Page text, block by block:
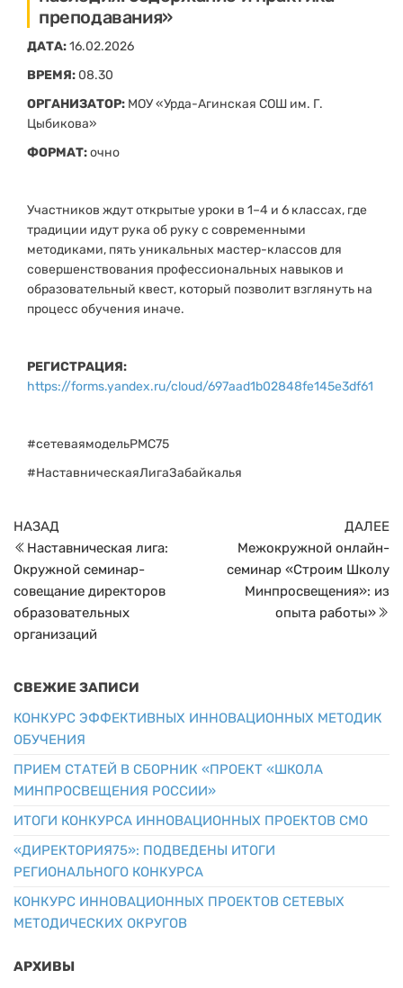
преподавания»
ДАТА:16.02.2026
ВРЕМЯ: 08.30
ОРГАНИЗАТОР: МОУ «Урда-Агинская СОШ им. Г.
Цыбикова»
ФОРМАТ:очно
Участников ждут открытые уроки в 1–4 и 6 классах, где
традиции идут рука об руку с современными
методиками, пять уникальных мастер-классов для
совершенствования профессиональных навыков и
образовательный квест, который позволит взглянуть на
процесс обучения иначе.
РЕГИСТРАЦИЯ:
https://forms.yandex.ru/cloud/697aad1b02848fe145e3df61
#сетеваямодельРМС75
#НаставническаяЛигаЗабайкалья
по
записям
Предыдущая
запись
НАЗАД
Наставническая лига:
Окружной семинар-
совещание директоров
образовательных
организаций
ДАЛЕЕ
Межокружной онлайн-
семинар «Строим Школу
Минпросвещения»: из
опыта работы»
СВЕЖИЕ ЗАПИСИ
КОНКУРС ЭФФЕКТИВНЫХ ИННОВАЦИОННЫХ МЕТОДИК
ОБУЧЕНИЯ
ПРИЕМ СТАТЕЙ В СБОРНИК «ПРОЕКТ «ШКОЛА
МИНПРОСВЕЩЕНИЯ РОССИИ»
ИТОГИ КОНКУРСА ИННОВАЦИОННЫХ ПРОЕКТОВ СМО
«ДИРЕКТОРИЯ75»: ПОДВЕДЕНЫ ИТОГИ
РЕГИОНАЛЬНОГО КОНКУРСА
КОНКУРС ИННОВАЦИОННЫХ ПРОЕКТОВ СЕТЕВЫХ
МЕТОДИЧЕСКИХ ОКРУГОВ
АРХИВЫ